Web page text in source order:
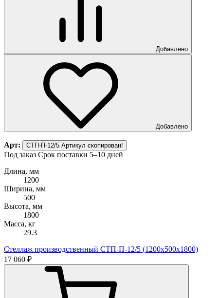
Добавлено
Добавлено
Арт: СТП-П-12/5 Артикул скопирован!
Под заказ Срок поставки 5–10 дней
Длина, мм
1200
Ширина, мм
500
Высота, мм
1800
Масса, кг
29.3
Стеллаж производственный СТП-П-12/5 (1200х500х1800)
17 060 ₽